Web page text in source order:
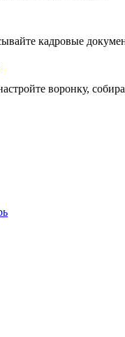
кадровые
воронку,